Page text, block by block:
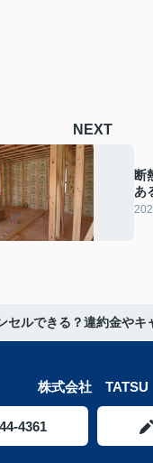
NEXT
断
あ
相
セルできる？違約金やキ
株式会社 TATSU
4361